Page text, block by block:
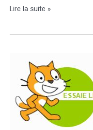
Concours
Lire la suite »